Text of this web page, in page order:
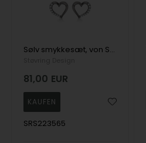
Sølv smykkesæt, von Støvring Design
81,00 EUR
SRS223565